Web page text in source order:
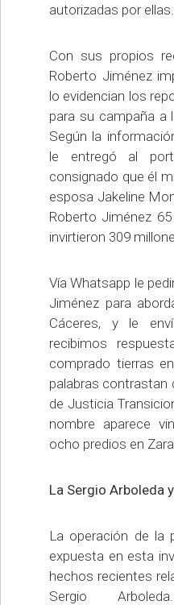
autorizadas por ellas.
Con sus propios
Roberto Jiménez
lo evidencian los
para su campaña a
Según la
le entregó al
consignado que él
esposa Jakeline
Roberto Jiménez
invirtieron 309
Vía Whatsapp le
Jiménez para
Cáceres, y le
recibimos
comprado tierras
palabras contrastan
de Justicia
nombre aparece
ocho predios en
La Sergio Arboleda
La operación de la
expuesta en esta
hechos recientes
Sergio